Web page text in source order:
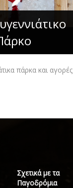
πάρκα και αγορές
Σχετικά με τα
Παγοδρόμια